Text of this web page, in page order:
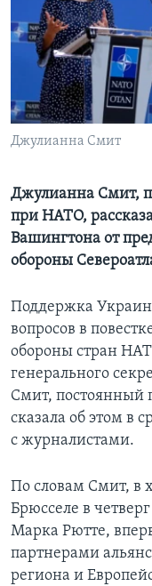
Learning English
СОЦИАЛЬНЫЕ СЕТИ
Джулианна Смит
Джулианна Смит,
при НАТО,
Вашингтона от
обороны
Поддержка
вопросов в
обороны стран
генерального
Смит, постоянный
сказала об этом в
с журналистами.
По словам Смит, в
Брюсселе в
Марка Рютте,
партнерами
региона и